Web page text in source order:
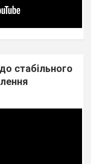
стабільного